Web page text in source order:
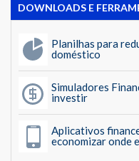
DOWNLOADS E
Planilhas para
doméstico
Simuladores
investir
Aplicativos
economizar onde